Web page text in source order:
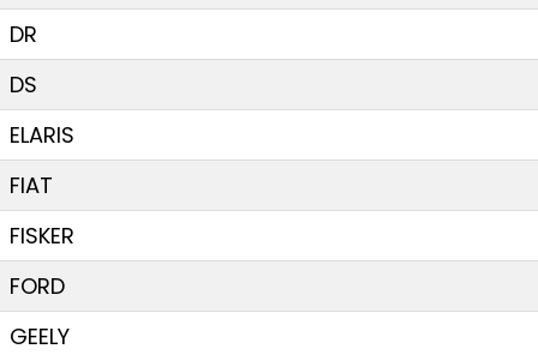
DR
DS
ELARIS
FIAT
FISKER
FORD
GEELY